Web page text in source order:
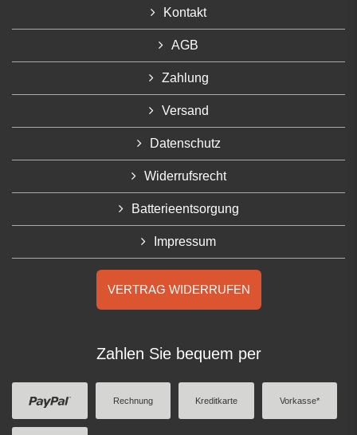
Kontakt
AGB
Zahlung
Versand
Datenschutz
Widerrufsrecht
Batterieentsorgung
Impressum
VERTRAG WIDERRUFEN
Zahlen Sie bequem per
Rechnung Kreditkarte Vorkasse*